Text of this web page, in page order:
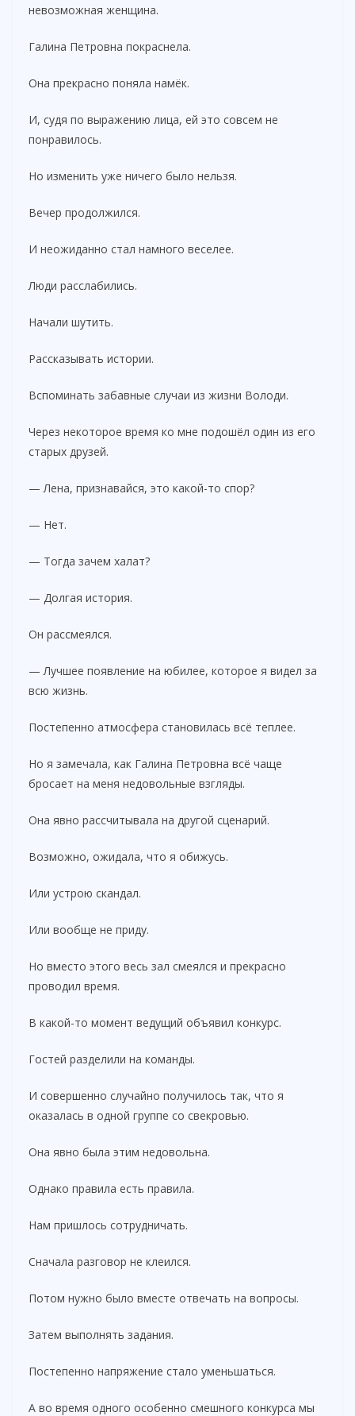
невозможная женщина.
Галина Петровна покраснела.
Она прекрасно поняла намёк.
И, судя по выражению лица, ей это совсем не
понравилось.
Но изменить уже ничего было нельзя.
Вечер продолжился.
И неожиданно стал намного веселее.
Люди расслабились.
Начали шутить.
Рассказывать истории.
Вспоминать забавные случаи из жизни Володи.
Через некоторое время ко мне подошёл один из его
старых друзей.
— Лена, признавайся, это какой-то спор?
— Нет.
— Тогда зачем халат?
— Долгая история.
Он рассмеялся.
— Лучшее появление на юбилее, которое я видел за
всю жизнь.
Постепенно атмосфера становилась всё теплее.
Но я замечала, как Галина Петровна всё чаще
бросает на меня недовольные взгляды.
Она явно рассчитывала на другой сценарий.
Возможно, ожидала, что я обижусь.
Или устрою скандал.
Или вообще не приду.
Но вместо этого весь зал смеялся и прекрасно
проводил время.
В какой-то момент ведущий объявил конкурс.
Гостей разделили на команды.
И совершенно случайно получилось так, что я
оказалась в одной группе со свекровью.
Она явно была этим недовольна.
Однако правила есть правила.
Нам пришлось сотрудничать.
Сначала разговор не клеился.
Потом нужно было вместе отвечать на вопросы.
Затем выполнять задания.
Постепенно напряжение стало уменьшаться.
А во время одного особенно смешного конкурса мы